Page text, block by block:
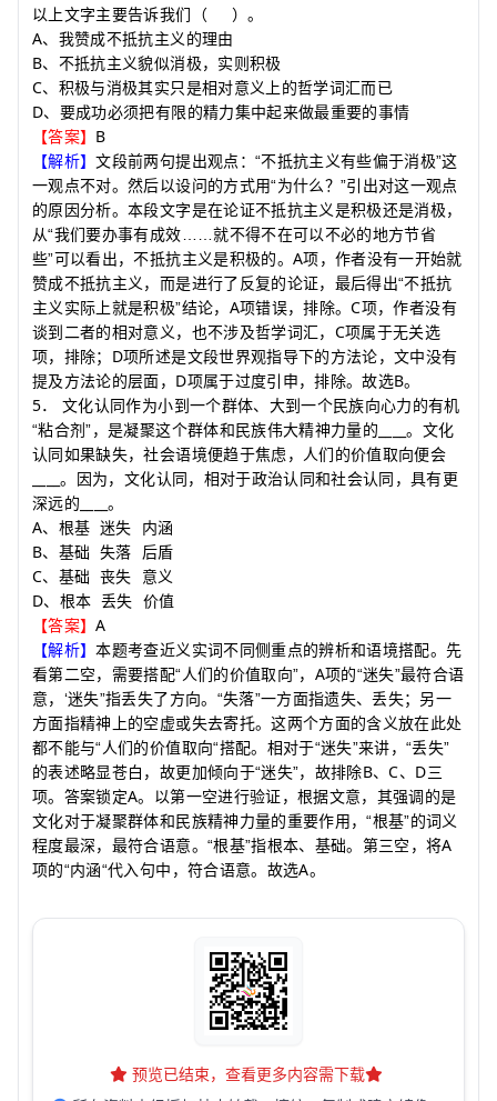
以上文字主要告诉我们
（ ） 。
A、 我赞成不抵抗主义的理由
B、 不抵抗主义貌似消极，实则积极
C、 积极与消极其实只是相对意义上的哲学词汇而已
D、 要成功必须把有限的精力集中起来做最重要的事情
【答案】 B
【解析】文段前两句提出观点： “不抵抗主义有些偏于消极”这
一观点不对。然后以设问的方式用“为什么？”引出对这一观点
的原因分析。本段文字是在论证不抵抗主义是积极还是消极，
从“我们要办事有成效 ……就不得不在可以不必的地方节省
些”可以看出，不抵抗主义是积极的。 A项，作者没有一开始就
赞成不抵抗主义，而是进行了反复的论证，最后得出“不抵抗
主义实际上就是积极”结论， A项错误，排除。C项，作者没有
谈到二者的相对意义，也不涉及哲学词汇， C项属于无关选
项，排除； D项所述是文段世界观指导下的方法论，文中没有
提及方法论的层面， D项属于过度引申，排除。故选B。
5．
文化认同作为小到一个群体、大到一个民族向心力的有机
“粘合剂”，是凝聚这个群体和民族伟大精神力量的
____。文化
认同如果缺失，社会语境便趋于焦虑，人们的价值取向便会
____。因为，文化认同，相对于政治认同和社会认同，具有更
深远的
____。
A、根基 迷失 内涵
B、基础 失落 后盾
C、基础 丧失 意义
D、根本 丢失
价值
【答案】A
【解析】本题考查近义实词不同侧重点的辨析和语境搭配。先
看第二空，需要搭配“人们的价值取向”， A项的“迷失”最符合语
意，‘迷失”指丢失了方向。“失落”一方面指遗失、丢失；另一
方面指精神上的空虚或失去寄托。这两个方面的含义放在此处
都不能与“人们的价值取向“搭配。相对于“迷失”来讲，“丢失”
的表述略显苍白，故更加倾向于“迷失”，故排除B、C、 D三
项。答案锁定A。以第一空进行验证，根据文意，其强调的是
文化对于凝聚群体和民族精神力量的重要作用，“根基”的词义
程度最深，最符合语意。“根基”指根本、基础。第三空，将A
项的“内涵“代入句中，符合语意。故选A。
预览已结束，查看更多内容需下载